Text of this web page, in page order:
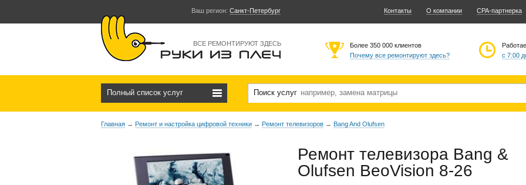
Ваш регион: Санкт-Петербург Контакты О компании CPA-партнерка
ВСЕ РЕМОНТИРУЮТ ЗДЕСЬ
с 7:00
Более 350 000 клиентов
Почему все ремонтируют здесь?
Полный список услуг Поиск услуг
Главная → Ремонт и настройка цифровой техники → Ремонт телевизоров → Bang And Olufsen
Ремонт телевизора Bang &
Olufsen BeoVision 8-26